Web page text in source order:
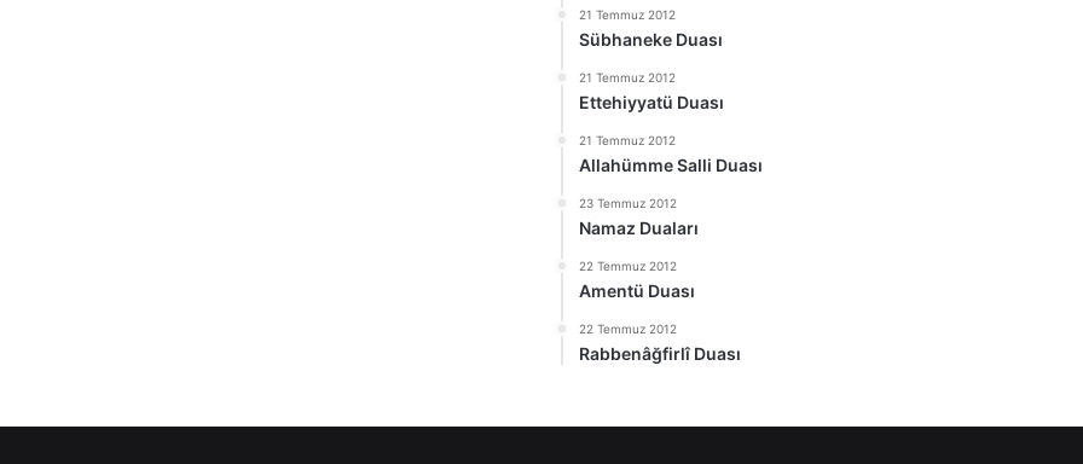
21 Temmuz 2012
Sübhaneke Duası
21 Temmuz 2012
Ettehiyyatü Duası
21 Temmuz 2012
Allahümme Salli Duası
23 Temmuz 2012
Namaz Duaları
22 Temmuz 2012
Amentü Duası
22 Temmuz 2012
Rabbenâğfirlî Duası